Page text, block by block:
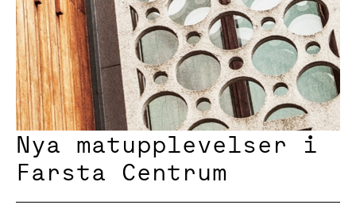
Nya matupplevelser i
Farsta Centrum